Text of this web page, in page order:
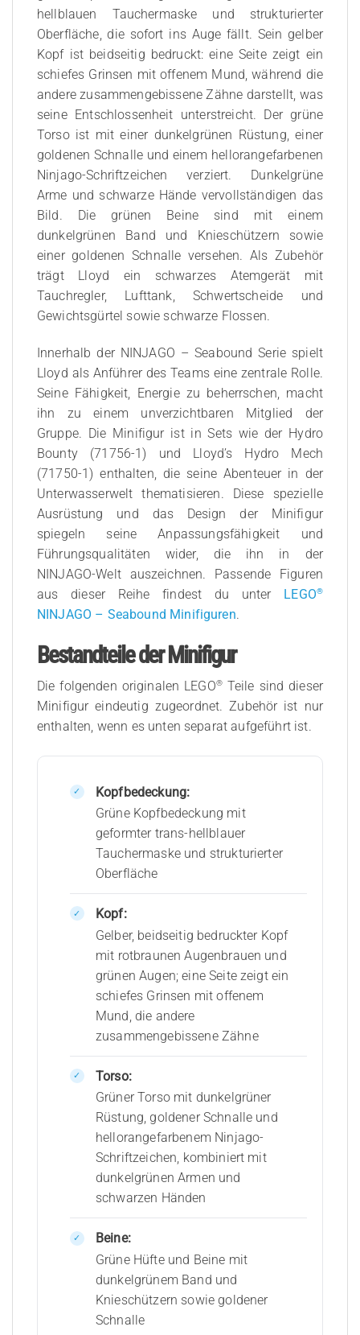
hellblauen Tauchermaske und strukturierter
Oberfläche, die sofort ins Auge fällt. Sein gelber
Kopf ist beidseitig bedruckt: eine Seite zeigt ein
schiefes Grinsen mit offenem Mund, während die
andere zusammengebissene Zähne darstellt, was
seine Entschlossenheit unterstreicht. Der grüne
Torso ist mit einer dunkelgrünen Rüstung, einer
goldenen Schnalle und einem hellorangefarbenen
Ninjago-Schriftzeichen verziert. Dunkelgrüne
Arme und schwarze Hände vervollständigen das
Bild. Die grünen Beine sind mit einem
dunkelgrünen Band und Knieschützern sowie
einer goldenen Schnalle versehen. Als Zubehör
trägt Lloyd ein schwarzes Atemgerät mit
Tauchregler, Lufttank, Schwertscheide und
Gewichtsgürtel sowie schwarze Flossen.
Innerhalb der NINJAGO – Seabound Serie spielt
Lloyd als Anführer des Teams eine zentrale Rolle.
Seine Fähigkeit, Energie zu beherrschen, macht
ihn zu einem unverzichtbaren Mitglied der
Gruppe. Die Minifigur ist in Sets wie der Hydro
Bounty (71756-1) und Lloyd’s Hydro Mech
(71750-1) enthalten, die seine Abenteuer in der
Unterwasserwelt thematisieren. Diese spezielle
Ausrüstung und das Design der Minifigur
spiegeln seine Anpassungsfähigkeit und
Führungsqualitäten wider, die ihn in der
NINJAGO-Welt auszeichnen. Passende Figuren
aus dieser Reihe findest du unter LEGO®
NINJAGO – Seabound Minifiguren.
Bestandteile der Minifigur
Die folgenden originalen LEGO®Teile sind dieser
Minifigur eindeutig zugeordnet. Zubehör ist nur
enthalten, wenn es unten separat aufgeführt ist.
Kopfbedeckung:
Grüne Kopfbedeckung mit
geformter trans-hellblauer
Tauchermaske und strukturierter
Oberfläche
Kopf:
Gelber, beidseitig bedruckter Kopf
mit rotbraunen Augenbrauen und
grünen Augen; eine Seite zeigt ein
schiefes Grinsen mit offenem
Mund, die andere
zusammengebissene Zähne
Torso:
Grüner Torso mit dunkelgrüner
Rüstung, goldener Schnalle und
hellorangefarbenem Ninjago-
Schriftzeichen, kombiniert mit
dunkelgrünen Armen und
schwarzen Händen
Beine:
Grüne Hüfte und Beine mit
dunkelgrünem Band und
Knieschützern sowie goldener
Schnalle